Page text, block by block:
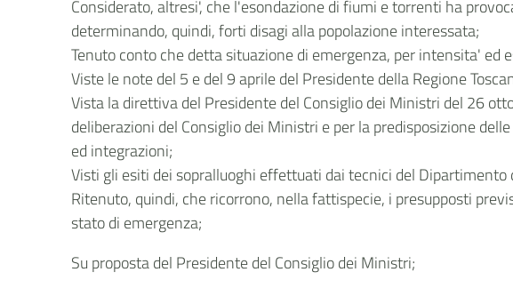
Considerato, altresi', che l'esondazione di fiumi e torrenti ha
determinando, quindi, forti disagi alla popolazione interessata;
Tenuto conto che detta situazione di emergenza, per intensita'
Viste le note del 5 e del 9 aprile del Presidente della Regione
Vista la direttiva del Presidente del Consiglio dei Ministri del 26
deliberazioni del Consiglio dei Ministri e per la predisposizione
ed integrazioni;
Visti gli esiti dei sopralluoghi effettuati dai tecnici del
Ritenuto, quindi, che ricorrono, nella fattispecie, i presupposti
stato di emergenza;
Su proposta del Presidente del Consiglio dei Ministri;